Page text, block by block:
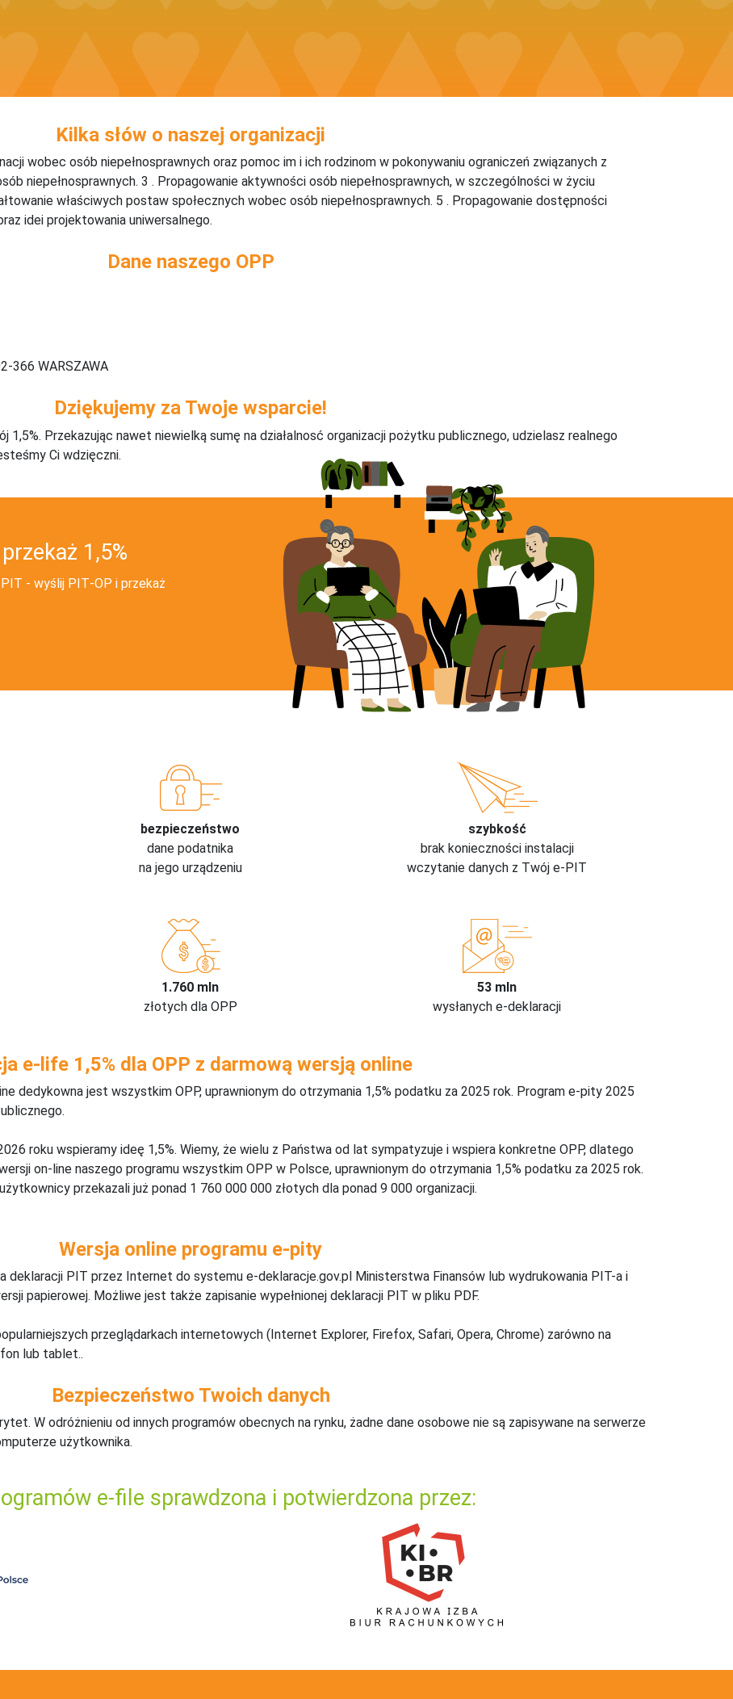
Kilka słów o naszej organizacji
wobec osób niepełnosprawnych oraz pomoc im i ich rodzinom w pokonywaniu ograniczeń związanych z
niepełnosprawnych. 3 . Propagowanie aktywności osób niepełnosprawnych, w szczególności w życiu
właściwych postaw społecznych wobec osób niepełnosprawnych. 5 . Propagowanie dostępności
idei projektowania uniwersalnego.
Dane naszego OPP
366 WARSZAWA
Dziękujemy za Twoje wsparcie!
1,5%. Przekazując nawet niewielką sumę na działalnosć organizacji pożytku publicznego, udzielasz realnego
Ci wdzięczni.
1,5%
- wyślij PIT‑OP i przekaż
bezpieczeństwo
dane podatnika
na jego urządzeniu
szybkość
brak konieczności instalacji
wczytanie danych z Twój e-PIT
1.760 mln
złotych dla OPP
53 mln
wysłanych e-deklaracji
e-life 1,5% dla OPP z darmową wersją online
dedykowna jest wszystkim OPP, uprawnionym do otrzymania 1,5% podatku za 2025 rok. Program e-pity 2025
roku wspieramy ideę 1,5%. Wiemy, że wielu z Państwa od lat sympatyzuje i wspiera konkretne OPP, dlatego
on-line naszego programu wszystkim OPP w Polsce, uprawnionym do otrzymania 1,5% podatku za 2025 rok.
przekazali już ponad 1 760 000 000 złotych dla ponad 9 000 organizacji.
Wersja online programu e-pity
deklaracji PIT przez Internet do systemu e-deklaracje.gov.pl Ministerstwa Finansów lub wydrukowania PIT-a i
papierowej. Możliwe jest także zapisanie wypełnionej deklaracji PIT w pliku PDF.
przeglądarkach internetowych (Internet Explorer, Firefox, Safari, Opera, Chrome) zarówno na
lub tablet..
Bezpieczeństwo Twoich danych
W odróżnieniu od innych programów obecnych na rynku, żadne dane osobowe nie są zapisywane na serwerze
użytkownika.
e-file sprawdzona i potwierdzona przez: